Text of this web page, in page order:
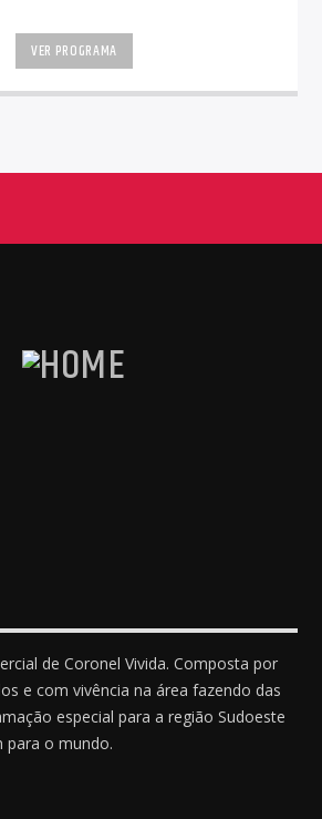
VER PROGRAMA
de Coronel Vivida. Composta por
e com vivência na área fazendo das
especial para a região Sudoeste
para o mundo.